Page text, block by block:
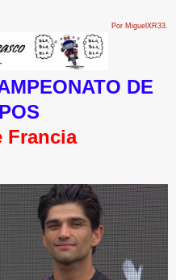
Por MiguelXR33.
DE
Francia